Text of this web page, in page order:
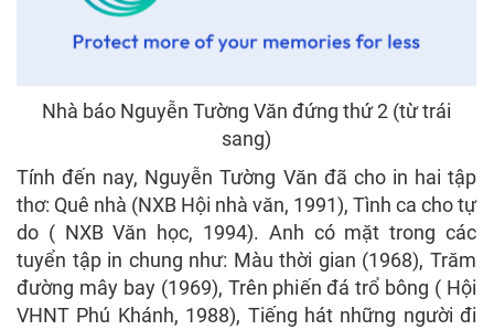
Nhà báo Nguyễn Tường Văn đứng thứ 2 (từ trái
sang)
Tính đến nay, Nguyễn Tường Văn đã cho in hai tập
thơ: Quê nhà (NXB Hội nhà văn, 1991), Tình ca cho tự
do ( NXB Văn học, 1994). Anh có mặt trong các
tuyển tập in chung như: Màu thời gian (1968), Trăm
đường mây bay (1969), Trên phiến đá trổ bông ( Hội
VHNT Phú Khánh, 1988), Tiếng hát những người đi